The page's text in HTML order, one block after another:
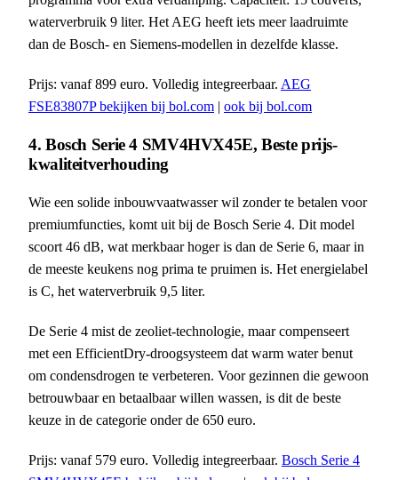
waterverbruik 9 liter. Het AEG heeft iets meer laadruimte
dan de Bosch- en Siemens-modellen in dezelfde klasse.
Prijs: vanaf 899 euro. Volledig integreerbaar. AEG
FSE83807P bekijken bij bol.com | ook bij bol.com
4. Bosch Serie 4 SMV4HVX45E, Beste prijs-
kwaliteitverhouding
Wie een solide inbouwvaatwasser wil zonder te betalen voor
premiumfuncties, komt uit bij de Bosch Serie 4. Dit model
scoort 46 dB, wat merkbaar hoger is dan de Serie 6, maar in
de meeste keukens nog prima te pruimen is. Het energielabel
is C, het waterverbruik 9,5 liter.
De Serie 4 mist de zeoliet-technologie, maar compenseert
met een EfficientDry-droogsysteem dat warm water benut
om condensdrogen te verbeteren. Voor gezinnen die gewoon
betrouwbaar en betaalbaar willen wassen, is dit de beste
keuze in de categorie onder de 650 euro.
Prijs: vanaf 579 euro. Volledig integreerbaar. Bosch Serie 4